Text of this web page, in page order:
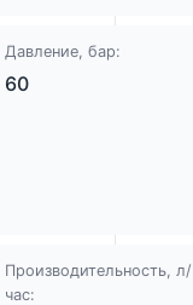
Давление, бар:
60
Производительность, л/
час: